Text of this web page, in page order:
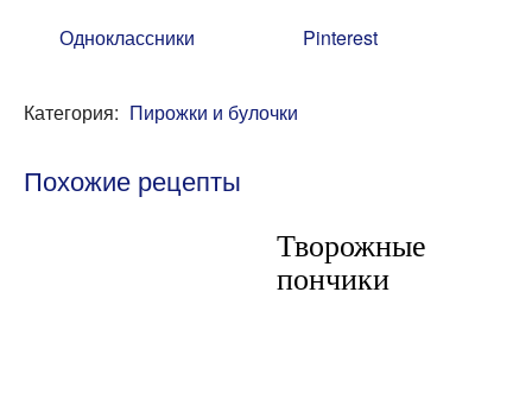
Одноклассники Pinterest
Категория: Пирожки и булочки
Похожие рецепты
Творожные
пончики